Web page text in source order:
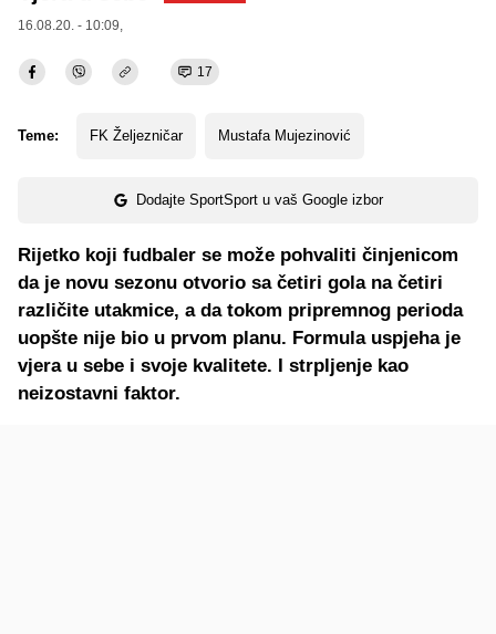
16.08.20. - 10:09,
17
Teme: FK Željezničar Mustafa Mujezinović
Dodajte SportSport u vaš Google izbor
Rijetko koji fudbaler se može pohvaliti činjenicom
da je novu sezonu otvorio sa četiri gola na četiri
različite utakmice, a da tokom pripremnog perioda
uopšte nije bio u prvom planu. Formula uspjeha je
vjera u sebe i svoje kvalitete. I strpljenje kao
neizostavni faktor.